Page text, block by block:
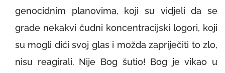
genocidnim planovima, koji su vidjeli da se
grade nekakvi čudni koncentracijski logori, koji
su mogli dići svoj glas i možda zapriječiti to zlo,
nisu reagirali. Nije Bog šutio! Bog je vikao u